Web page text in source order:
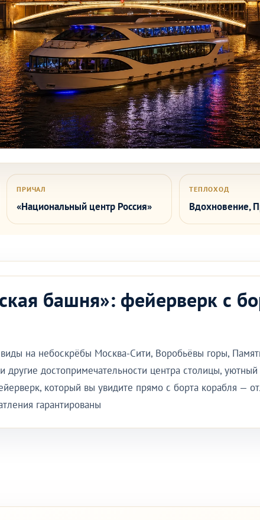
ПРИЧАЛ
«Национальный центр Россия»
ТЕПЛОХОД
Вдохновение,
башня»: фейерверк с
на небоскрёбы Москва-Сити, Воробьёвы горы,
другие достопримечательности центра столицы,
который вы увидите прямо с борта корабля —
гарантированы